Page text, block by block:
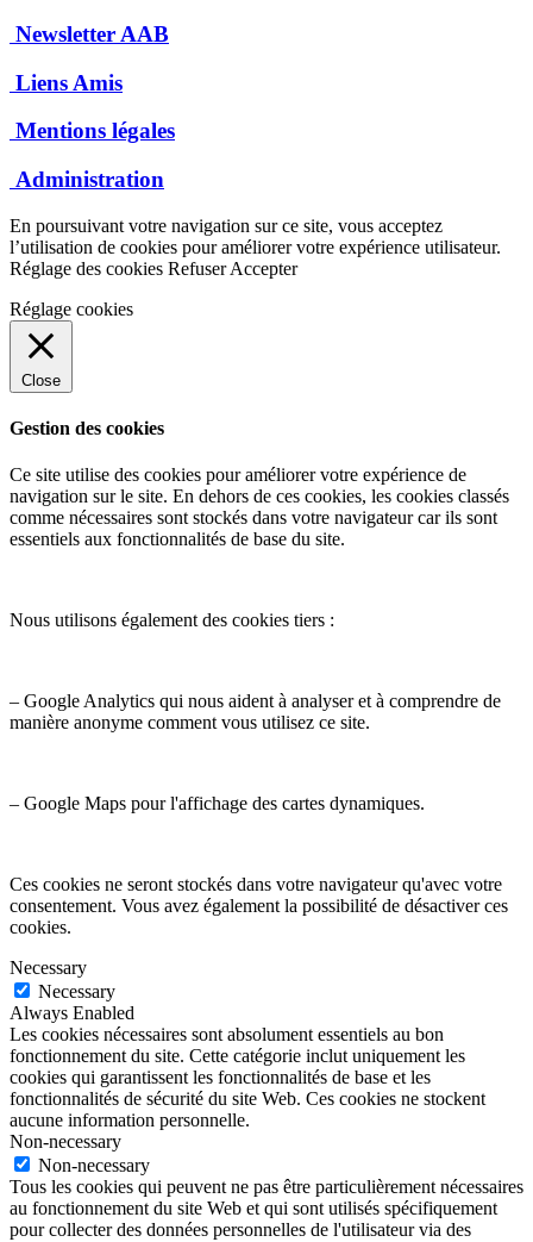
Newsletter AAB
Liens Amis
Mentions légales
Administration
En poursuivant votre navigation sur ce site, vous acceptez
l’utilisation de cookies pour améliorer votre expérience utilisateur.
Réglage des cookies Refuser Accepter
Réglage cookies
Close
Gestion des cookies
Ce site utilise des cookies pour améliorer votre expérience de
navigation sur le site. En dehors de ces cookies, les cookies classés
comme nécessaires sont stockés dans votre navigateur car ils sont
essentiels aux fonctionnalités de base du site.
Nous utilisons également des cookies tiers :
– Google Analytics qui nous aident à analyser et à comprendre de
manière anonyme comment vous utilisez ce site.
– Google Maps pour l'affichage des cartes dynamiques.
Ces cookies ne seront stockés dans votre navigateur qu'avec votre
consentement. Vous avez également la possibilité de désactiver ces
cookies.
Necessary
Necessary
Always Enabled
Les cookies nécessaires sont absolument essentiels au bon
fonctionnement du site. Cette catégorie inclut uniquement les
cookies qui garantissent les fonctionnalités de base et les
fonctionnalités de sécurité du site Web. Ces cookies ne stockent
aucune information personnelle.
Non-necessary
Non-necessary
Tous les cookies qui peuvent ne pas être particulièrement nécessaires
au fonctionnement du site Web et qui sont utilisés spécifiquement
pour collecter des données personnelles de l'utilisateur via des